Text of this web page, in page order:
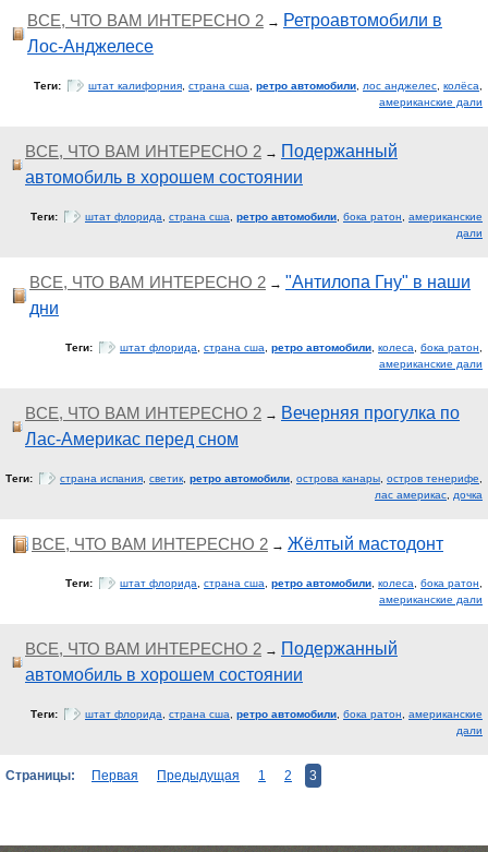
ВСЕ, ЧТО ВАМ ИНТЕРЕСНО 2 → Ретроавтомобили в
Лос-Анджелесе
Теги: штат калифорния страна сша ретро автомобили лос анджелес колёса
американские дали
ВСЕ, ЧТО ВАМ ИНТЕРЕСНО 2 → Подержанный
автомобиль в хорошем состоянии
Теги: штат флорида страна сша ретро автомобили бока ратон
американские
дали
ВСЕ, ЧТО ВАМ ИНТЕРЕСНО 2 → "Антилопа Гну" в наши
дни
Теги: штат флорида страна сша ретро автомобили колеса бока ратон
американские дали
ВСЕ, ЧТО ВАМ ИНТЕРЕСНО 2 → Вечерняя прогулка по
Лас-Америкас перед сном
Теги: страна испания светик ретро автомобили острова канары остров тенерифе
лас америкас
дочка
ВСЕ, ЧТО ВАМ ИНТЕРЕСНО 2 → Жёлтый мастодонт
Теги: штат флорида страна сша ретро автомобили колеса бока ратон
американские дали
ВСЕ, ЧТО ВАМ ИНТЕРЕСНО 2 → Подержанный
автомобиль в хорошем состоянии
Теги: штат флорида страна сша ретро автомобили бока ратон
американские
дали
Страницы: Первая Предыдущая 1 2 3